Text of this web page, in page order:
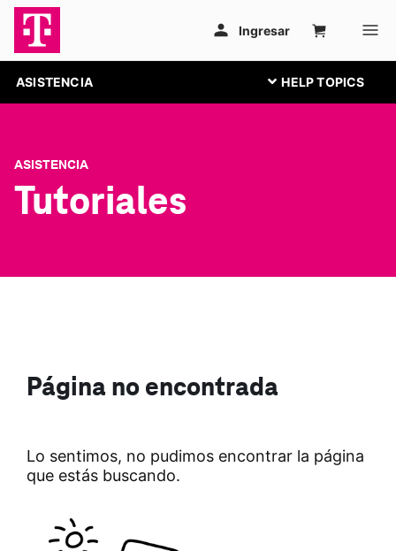
ASISTENCIA
ASISTENCIA
Tutoriales